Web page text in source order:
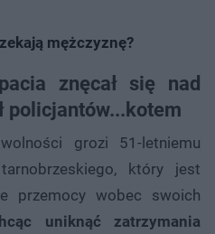
mężczyznę?
znęcał się nad
policjantów...kotem
grozi 51-letniemu
który jest
przemocy wobec swoich
uniknąć zatrzymania